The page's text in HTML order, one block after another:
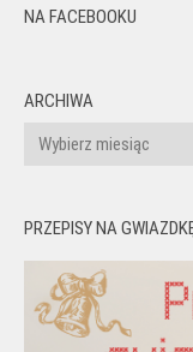
NA FACEBOOKU
ARCHIWA
Archiwa
PRZEPISY NA